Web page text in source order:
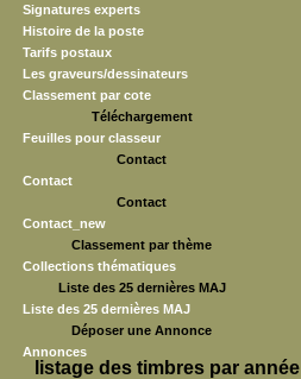
Signatures experts
Histoire de la poste
Tarifs postaux
Les graveurs/dessinateurs
Classement par cote
Téléchargement
Feuilles pour classeur
Contact
Contact
Contact
Contact_new
Classement par thème
Collections thématiques
Liste des 25 dernières MAJ
Liste des 25 dernières MAJ
Déposer une Annonce
Annonces
listage des timbres par année